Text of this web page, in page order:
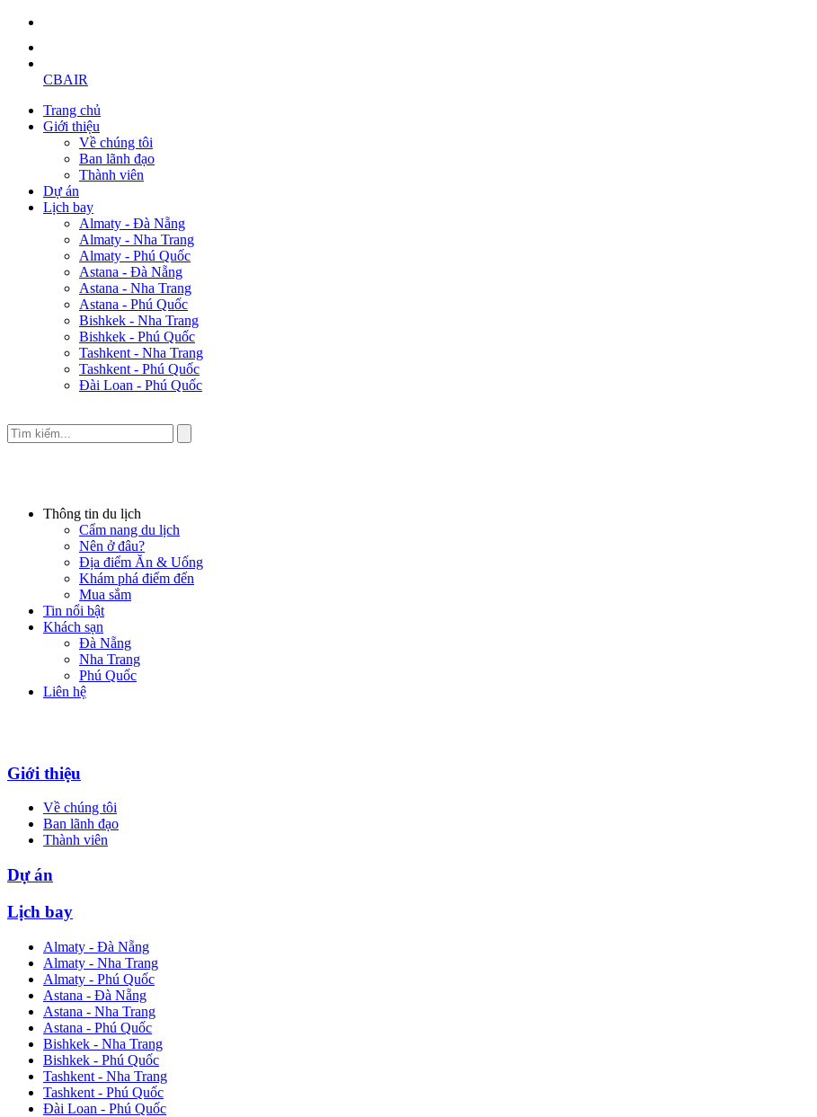
CBAIR
Trang chủ
Giới thiệu
Về chúng tôi
Ban lãnh đạo
Thành viên
Dự án
Lịch bay
Almaty - Đà Nẵng
Almaty - Nha Trang
Almaty - Phú Quốc
Astana - Đà Nẵng
Astana - Nha Trang
Astana - Phú Quốc
Bishkek - Nha Trang
Bishkek - Phú Quốc
Tashkent - Nha Trang
Tashkent - Phú Quốc
Đài Loan - Phú Quốc
Thông tin du lịch
Cẩm nang du lịch
Nên ở đâu?
Địa điểm Ăn & Uống
Khám phá điểm đến
Mua sắm
Tin nổi bật
Khách sạn
Đà Nẵng
Nha Trang
Phú Quốc
Liên hệ
Giới thiệu
Về chúng tôi
Ban lãnh đạo
Thành viên
Dự án
Lịch bay
Almaty - Đà Nẵng
Almaty - Nha Trang
Almaty - Phú Quốc
Astana - Đà Nẵng
Astana - Nha Trang
Astana - Phú Quốc
Bishkek - Nha Trang
Bishkek - Phú Quốc
Tashkent - Nha Trang
Tashkent - Phú Quốc
Đài Loan - Phú Quốc